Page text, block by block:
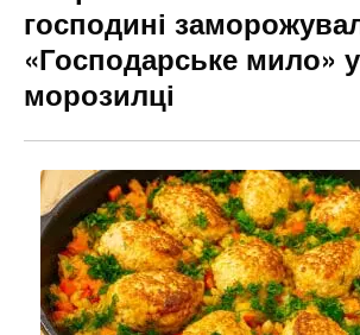
господині
«Господарське мило» у
морозилці